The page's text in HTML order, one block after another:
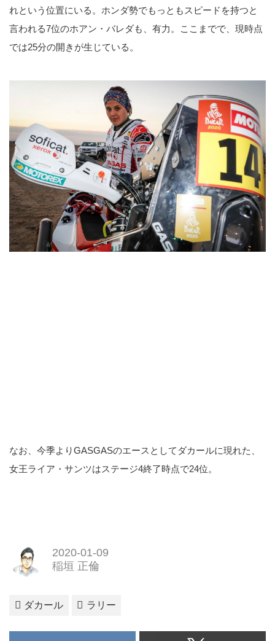
れという位置にいる。ホンダ勢でもっともスピードを持つと
言われる7位のホアン・バレダも、有力。ここまでで、現時点
では25分の開きが生じている。
なお、今季よりGASGASのエースとしてダカールに現れた、
女王ライア・サンツはステージ4終了時点で24位。
2020-01-09
稲垣 正倫
ダカール ラリー